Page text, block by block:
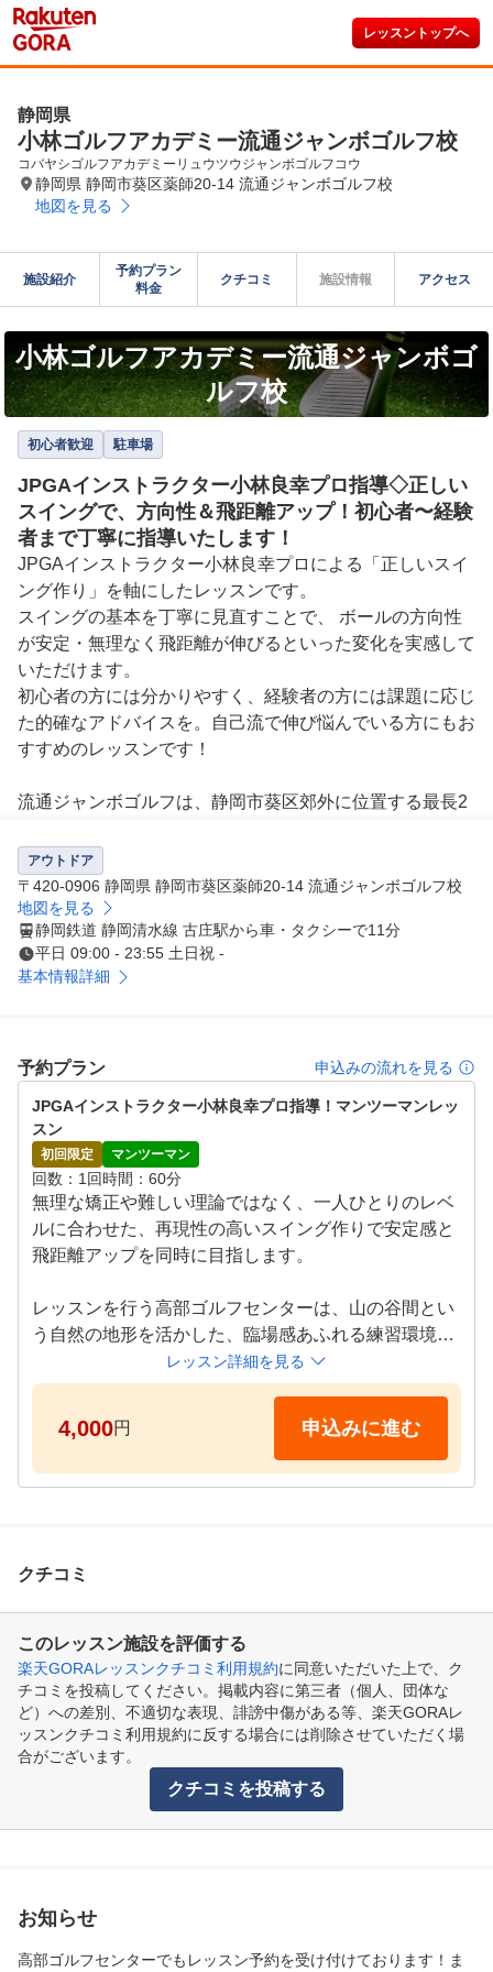
レッスントップへ
静岡県
小林ゴルフアカデミー流通ジャンボゴルフ校
コバヤシゴルフアカデミーリュウツウジャンボゴルフコウ
静岡県 静岡市葵区薬師20-14 流通ジャンボゴルフ校
地図を見る
施設紹介
予約プラン
料金
クチコミ 施設情報 アクセス
小林ゴルフアカデミー流通ジャンボゴ
ルフ校
初心者歓迎 駐車場
JPGAインストラクター小林良幸プロ指導◇正しい
スイングで、方向性＆飛距離アップ！初心者〜経験
者まで丁寧に指導いたします！
JPGAインストラクター小林良幸プロによる「正しいスイ
ング作り」を軸にしたレッスンです。
スイングの基本を丁寧に見直すことで、 ボールの方向性
が安定・無理なく飛距離が伸びるといった変化を実感して
いただけます。
初心者の方には分かりやすく、経験者の方には課題に応じ
た的確なアドバイスを。自己流で伸び悩んでいる方にもお
すすめのレッスンです！
流通ジャンボゴルフは、静岡市葵区郊外に位置する最長2
フ練習場です。
打席数が多く、ゆったりと練習できるため、周囲を気にせ
ずフルショットを楽しめる開放感が魅力。視界も広く、思
いきりスイングしてもストレスを感じにくい環境です。ま
た、地形にクセが少ないため、フォーム作りや基本練習に
も最適。レッスンとの相性が良く、プロによるスイングチ
習環境が整っています！
アウトドア
〒420-0906 静岡県 静岡市葵区薬師20-14 流通ジャンボゴルフ校
地図を見る
静岡鉄道 静岡清水線 古庄駅から車・タクシーで11分
平日 09:00 - 23:55 土日祝 -
基本情報詳細
予約プラン 申込みの流れを見る
JPGAインストラクター小林良幸プロ指導！マンツーマンレッ
スン
初回限定 マンツーマン
回数 1回時間 60分
無理な矯正や難しい理論ではなく、一人ひとりのレベ
ルに合わせた、再現性の高いスイング作りで安定感と
飛距離アップを同時に目指します。
レッスンを行う高部ゴルフセンターは、山の谷間とい
う自然の地形を活かした、臨場感あふれる練習環境。
コースに近い景色の中で練習できるため、スイングだ
けでなく、方向性や距離感まで実戦的に身につきます
●レッスン内容
マンツーマンレッスン(60分)
レッスン詳細を見る
4,000円 申込みに進む
クチコミ
このレッスン施設を評価する
楽天GORAレッスンクチコミ利用規約に同意いただいた上で、ク
チコミを投稿してください。掲載内容に第三者（個人、団体な
ど）への差別、不適切な表現、誹謗中傷がある等、楽天GORAレ
ッスンクチコミ利用規約に反する場合には削除させていただく場
合がございます。
クチコミを投稿する
お知らせ
高部ゴルフセンターでもレッスン予約を受け付けております！ま